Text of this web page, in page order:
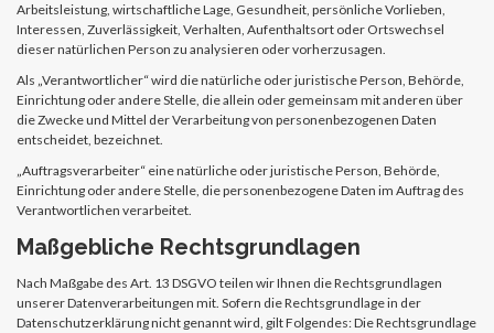
Arbeitsleistung, wirtschaftliche Lage, Gesundheit, persönliche Vorlieben,
Interessen, Zuverlässigkeit, Verhalten, Aufenthaltsort oder Ortswechsel
dieser natürlichen Person zu analysieren oder vorherzusagen.
Als „Verantwortlicher“ wird die natürliche oder juristische Person, Behörde,
Einrichtung oder andere Stelle, die allein oder gemeinsam mit anderen über
die Zwecke und Mittel der Verarbeitung von personenbezogenen Daten
entscheidet, bezeichnet.
„Auftragsverarbeiter“ eine natürliche oder juristische Person, Behörde,
Einrichtung oder andere Stelle, die personenbezogene Daten im Auftrag des
Verantwortlichen verarbeitet.
Maßgebliche Rechtsgrundlagen
Nach Maßgabe des Art. 13 DSGVO teilen wir Ihnen die Rechtsgrundlagen
unserer Datenverarbeitungen mit. Sofern die Rechtsgrundlage in der
Datenschutzerklärung nicht genannt wird, gilt Folgendes: Die Rechtsgrundlage